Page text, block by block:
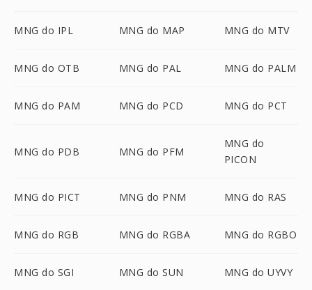
MNG do IPL MNG do MAP MNG do MTV
MNG do OTB MNG do PAL MNG do PALM
MNG do PAM MNG do PCD MNG do PCT
MNG do PDB MNG do PFM
MNG do
PICON
MNG do PICT MNG do PNM MNG do RAS
MNG do RGB MNG do RGBA MNG do RGBO
MNG do SGI MNG do SUN MNG do UYVY